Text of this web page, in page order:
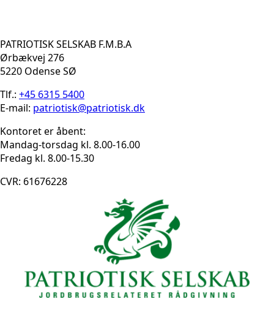
PATRIOTISK SELSKAB F.M.B.A
Ørbækvej 276
5220 Odense SØ
Tlf.: +45 6315 5400
E-mail: patriotisk@patriotisk.dk
Kontoret er åbent:
Mandag-torsdag kl. 8.00-16.00
Fredag kl. 8.00-15.30
CVR: 61676228